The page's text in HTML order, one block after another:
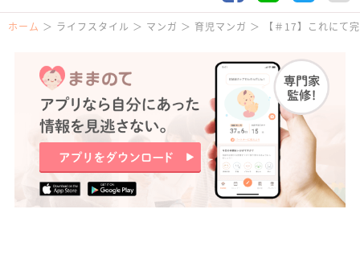
ホーム ライフスタイル マンガ 育児マンガ 【＃17】これにて